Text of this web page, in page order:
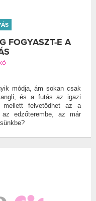
FOGYASZT-E A
módja, ám sokan csak
és a futás az igazi
mellett felvetődhet az a
edzőterembe, az már